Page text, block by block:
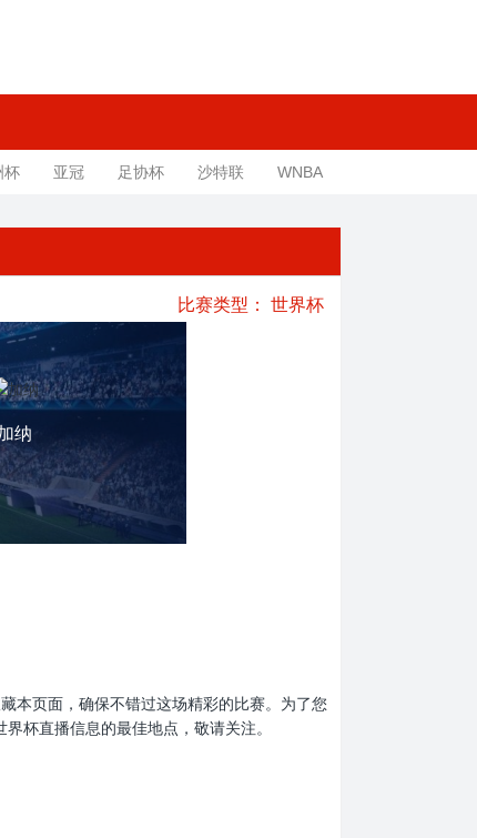
杯 亚冠 足协杯 沙特联 WNBA
比赛类型： 世界杯
纳
本页面，确保不错过这场精彩的比赛。为了您
杯直播信息的最佳地点，敬请关注。